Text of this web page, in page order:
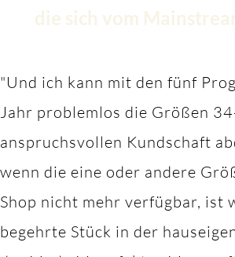
die sich vom
"Und ich kann mit den fünf
Jahr problemlos die Größen
anspruchsvollen Kundschaft
wenn die eine oder andere
Shop nicht mehr verfügbar, ist
begehrte Stück in der